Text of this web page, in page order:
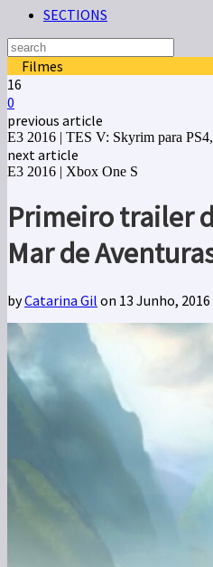
SECTIONS
Filmes
16
0
previous article
E3 2016 | TES V: Skyrim para
next article
E3 2016 | Xbox One S
Primeiro trailer
Mar de
byCatarina Gil on 13 Junho, 2016